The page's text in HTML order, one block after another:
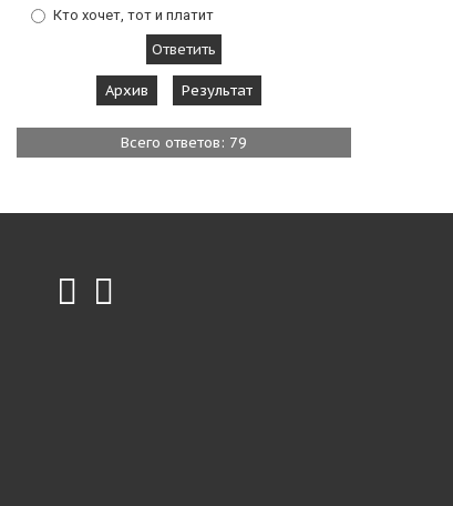
Кто хочет, тот и платит
Архив Результат
Всего ответов: 79